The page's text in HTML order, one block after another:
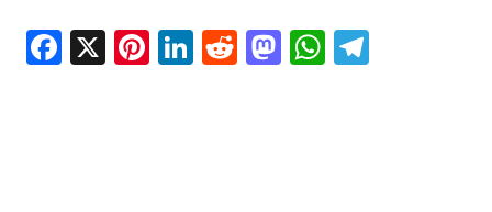
Facebook
X Pinterest
LinkedIn
Reddit
Mastodon